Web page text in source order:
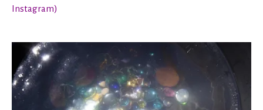
Instagram)